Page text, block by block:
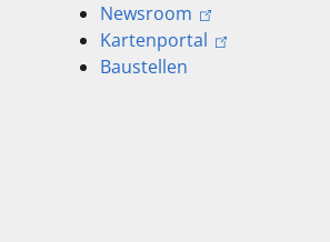
Newsroom
Kartenportal
Baustellen